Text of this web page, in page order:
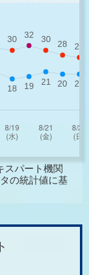
スパート機関
の統計値に基